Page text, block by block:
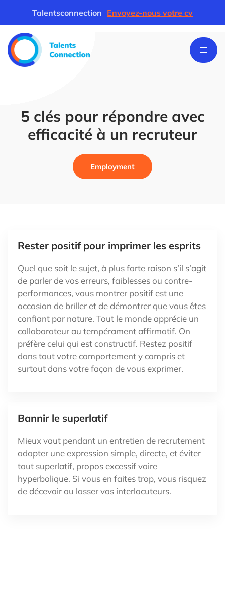
Talentsconnection Envoyez-nous votre cv
5 clés pour répondre avec
efficacité à un recruteur
Employment
Rester positif pour imprimer les esprits
Quel que soit le sujet, à plus forte raison s’il s’agit
de parler de vos erreurs, faiblesses ou contre-
performances, vous montrer positif est une
occasion de briller et de démontrer que vous êtes
confiant par nature. Tout le monde apprécie un
collaborateur au tempérament affirmatif. On
préfère celui qui est constructif. Restez positif
dans tout votre comportement y compris et
surtout dans votre façon de vous exprimer.
Bannir le superlatif
Mieux vaut pendant un entretien de recrutement
adopter une expression simple, directe, et éviter
tout superlatif, propos excessif voire
hyperbolique. Si vous en faites trop, vous risquez
de décevoir ou lasser vos interlocuteurs.